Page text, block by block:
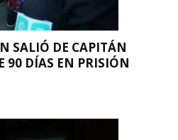
SALIÓ DE CAPITÁN
90 DÍAS EN PRISIÓN